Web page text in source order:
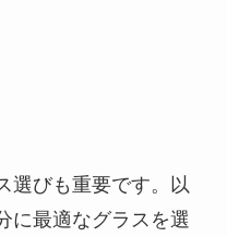
選びも重要です。以
に最適なグラスを選